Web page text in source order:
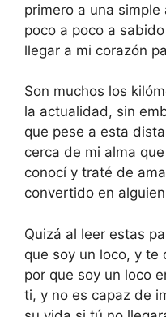
primero a una
poco a poco a
llegar a mi corazón
Son muchos los
la actualidad, sin
que pese a esta
cerca de mi alma
conocí y traté de
convertido en
Quizá al leer estas
que soy un loco, y te
por que soy un loco
ti, y no es capaz de